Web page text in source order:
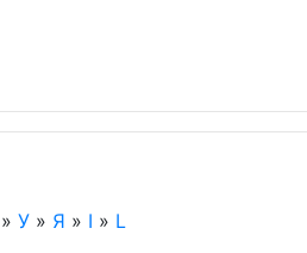
» У » Я » I » L